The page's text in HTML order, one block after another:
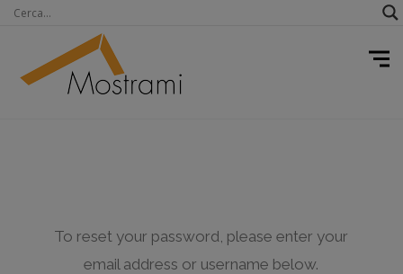
To reset your password, please enter your
email address or username below.